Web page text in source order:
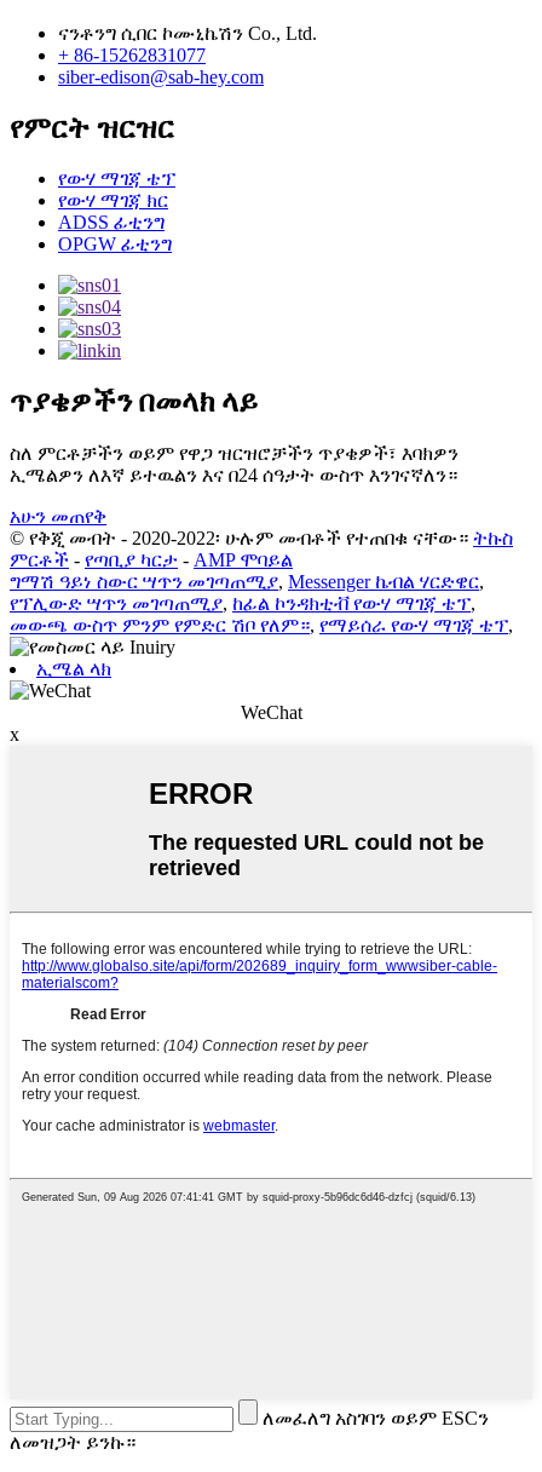
ናንቶንግ ሲበር ኮሙኒኬሽን Co., Ltd.
+ 86-15262831077
siber-edison@sab-hey.com
የምርት ዝርዝር
የውሃ ማገጃ ቴፕ
የውሃ ማገጃ ክር
ADSS ፊቲንግ
OPGW ፊቲንግ
ጥያቄዎችን በመላክ ላይ
ስለ ምርቶቻችን ወይም የዋጋ ዝርዝሮቻችን ጥያቄዎች፣ እባክዎን
ኢሜልዎን ለእኛ ይተዉልን እና በ24 ሰዓታት ውስጥ እንገናኛለን።
አሁን መጠየቅ
© የቅጂ መብት - 2020-2022፡ ሁሉም መብቶች የተጠበቁ ናቸው። ትኩስ
ምርቶች - የጣቢያ ካርታ - AMP ሞባይል
ግማሽ ዓይነ ስውር ሣጥን መገጣጠሚያ, Messenger ኬብል ሃርድዌር,
የፕሊውድ ሣጥን መገጣጠሚያ, ከፊል ኮንዳክቲቭ የውሃ ማገጃ ቴፕ,
መውጫ ውስጥ ምንም የምድር ሽቦ የለም።, የማይሰራ የውሃ ማገጃ ቴፕ,
ኢሜል ላክ
WeChat
x
ለመፈለግ አስገባን ወይም ESCን
ለመዝጋት ይንኩ።